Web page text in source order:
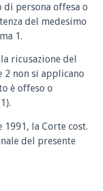
persona offesa o
del medesimo
1.
ricusazione del
2 non si applicano
è offeso o
1991, la Corte cost.
del presente